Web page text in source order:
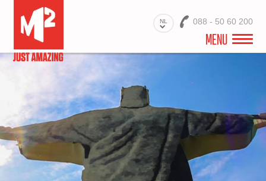
NL 088 - 50 60 200
MENU
WELKOM
VIDEO
PROJECTEN
BRANCHES